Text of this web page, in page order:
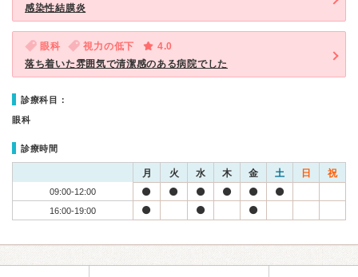
感染性結膜炎
眼科 視力の低下
4.0
落ち着いた雰囲気で清潔感のある病院でした
診療科目：
眼科
診療時間
月 火 水 木 金 土 日 祝
09:00-12:00
16:00-19:00